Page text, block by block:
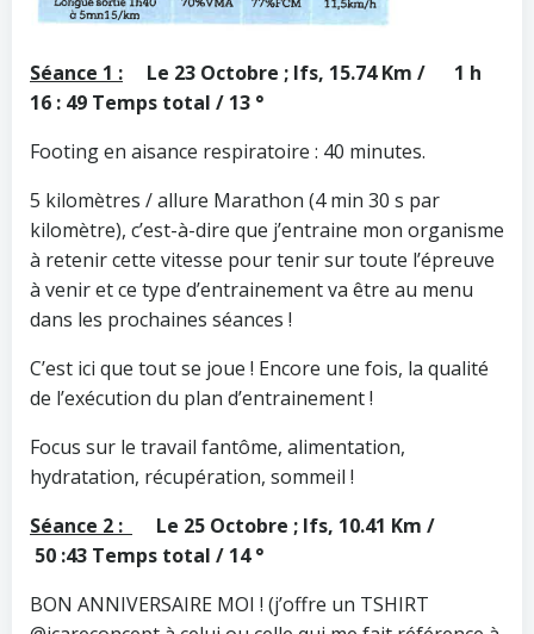
Séance 1 :
Le 23 Octobre ; Ifs, 15.74 Km / 1 h
16 : 49 Temps total / 13 °
Footing en aisance respiratoire : 40 minutes.
5 kilomètres / allure Marathon (4 min 30 s par
kilomètre), c’est-à-dire que j’entraine mon organisme
à retenir cette vitesse pour tenir sur toute l’épreuve
à venir et ce type d’entrainement va être au menu
dans les prochaines séances !
C’est ici que tout se joue ! Encore une fois, la qualité
de l’exécution du plan d’entrainement !
Focus sur le travail fantôme, alimentation,
hydratation, récupération, sommeil !
Séance 2 :
Le 25 Octobre ; Ifs, 10.41 Km /
50 :43 Temps total / 14 °
BON ANNIVERSAIRE MOI ! (j’offre un TSHIRT